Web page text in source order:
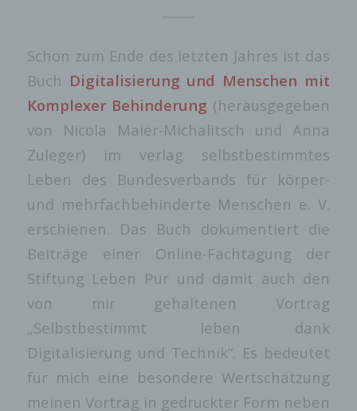
Schon zum Ende des letzten Jahres ist das
Buch Digitalisierung und Menschen mit
Komplexer Behinderung (herausgegeben
von Nicola Maier-Michalitsch und Anna
Zuleger) im verlag selbstbestimmtes
Leben des Bundesverbands für körper-
und mehrfachbehinderte Menschen e. V.
erschienen. Das Buch dokumentiert die
Beiträge einer Online-Fachtagung der
Stiftung Leben Pur und damit auch den
von mir gehaltenen Vortrag
„Selbstbestimmt leben dank
Digitalisierung und Technik“. Es bedeutet
für mich eine besondere Wertschätzung
meinen Vortrag in gedruckter Form neben